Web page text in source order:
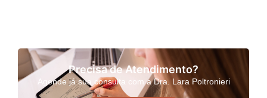
Precisa de Atendimento?
Agende já sua consulta com a Dra. Lara Poltronieri